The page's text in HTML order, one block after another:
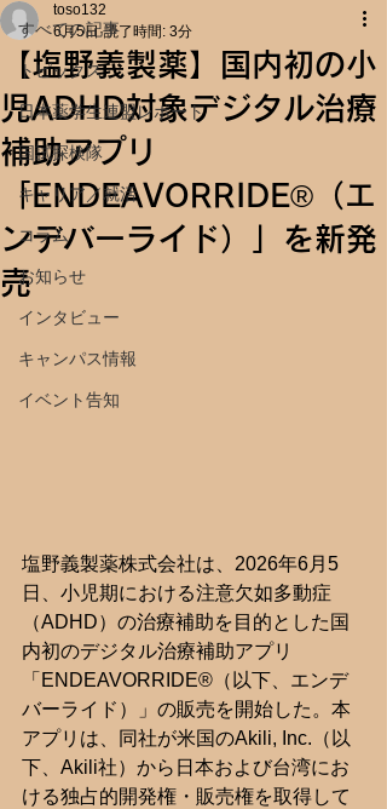
すべての記事
トピックス
日本薬学生連盟レポート
国試探検隊
キャリア／就活
コラム
お知らせ
インタビュー
キャンパス情報
イベント告知
【塩野義製薬】国内初の小
児ADHD対象デジタル治療
補助アプリ
「ENDEAVORRIDE®（エ
ンデバーライド）」を新発
売
toso132
6月5日 読了時間: 3分
塩野義製薬株式会社は、2026年6月5
日、小児期における注意欠如多動症
（ADHD）の治療補助を目的とした国
内初のデジタル治療補助アプリ
「ENDEAVORRIDE®（以下、エンデ
バーライド）」の販売を開始した。本
アプリは、同社が米国のAkili, Inc.（以
下、Akili社）から日本および台湾にお
ける独占的開発権・販売権を取得して